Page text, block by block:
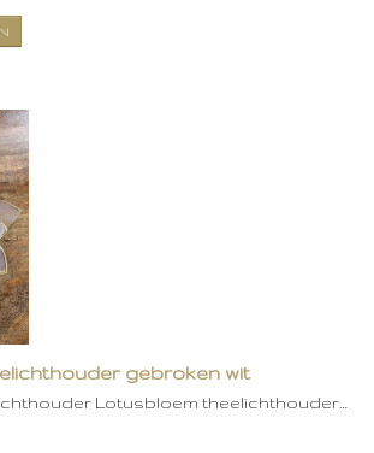
gebroken wit
Lotusbloem theelichthouder…